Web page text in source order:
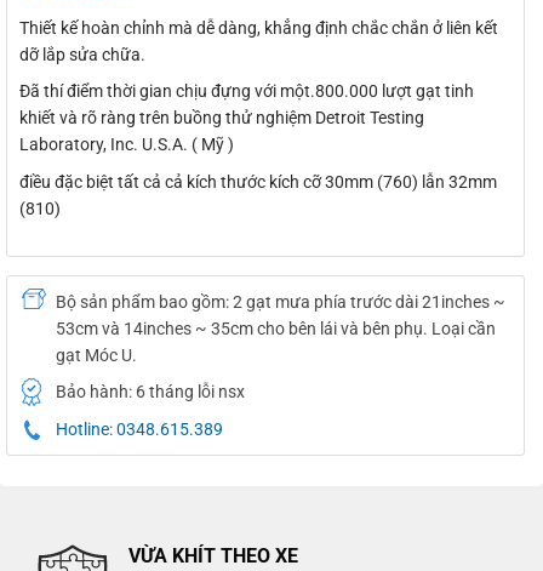
Thiết kế hoàn chỉnh mà dễ dàng, khẳng định chắc chắn ở liên kết
dỡ lắp sửa chữa.
Đã thí điểm thời gian chịu đựng với một.800.000 lượt gạt tinh
khiết và rõ ràng trên buồng thử nghiệm Detroit Testing
Laboratory, Inc. U.S.A. ( Mỹ )
điều đặc biệt tất cả cả kích thước kích cỡ 30mm (760) lẫn 32mm
(810)
Bộ sản phẩm bao gồm: 2 gạt mưa phía trước dài 21inches ~
53cm và 14inches ~ 35cm cho bên lái và bên phụ. Loại cần
gạt Móc U.
Bảo hành: 6 tháng lỗi nsx
Hotline: 0348.615.389
VỪA KHÍT THEO XE